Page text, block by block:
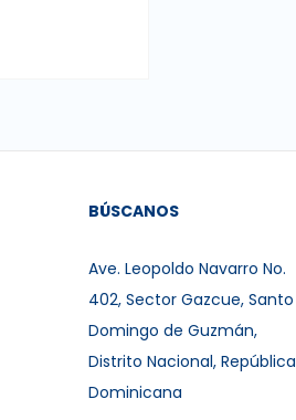
BÚSCANOS
Ave. Leopoldo Navarro No.
402, Sector Gazcue, Santo
Domingo de Guzmán,
Distrito Nacional, República
Dominicana